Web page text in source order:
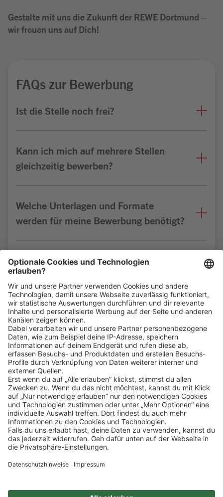
Gestalte mit uns die Zukunft der REWE Dortmund –
wir freuen uns auf Dich!
FAQs zur Bewerbung
Ist die Stelle noch frei?
Kann ich mich auf mehrere Stellen
gleichzeitig bewerben?
Welche Unterlagen und Formate
werden für meine Bewerbung benötigt?
Bin ich für die Stelle geeignet?
Klickehier, um alle offenen Jobs zu sehen.
Impressum Datenschutz
Privatsphäre-Einstellungen
FAQ
Veranstaltungen
Sitemap